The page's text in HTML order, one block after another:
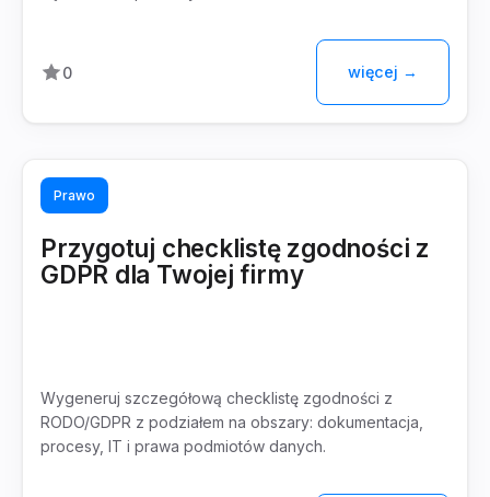
0 więcej →
Prawo
Przygotuj checklistę zgodności z
GDPR dla Twojej firmy
Wygeneruj szczegółową checklistę zgodności z
RODO/GDPR z podziałem na obszary: dokumentacja,
procesy, IT i prawa podmiotów danych.